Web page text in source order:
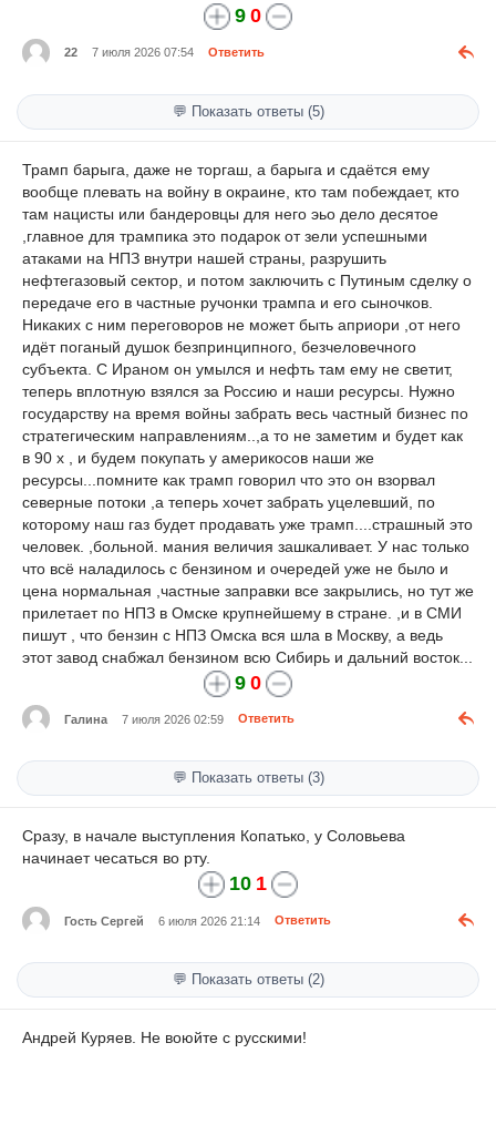
9 0
22 7 июля 2026 07:54 Ответить
💬 Показать ответы (5)
Трамп барыга, даже не торгаш, а барыга и сдаётся ему
вообще плевать на войну в окраине, кто там побеждает, кто
там нацисты или бандеровцы для него эьо дело десятое
,главное для трампика это подарок от зели успешными
атаками на НПЗ внутри нашей страны, разрушить
нефтегазовый сектор, и потом заключить с Путиным сделку о
передаче его в частные ручонки трампа и его сыночков.
Никаких с ним переговоров не может быть априори ,от него
идёт поганый душок безпринципного, безчеловечного
субъекта. С Ираном он умылся и нефть там ему не светит,
теперь вплотную взялся за Россию и наши ресурсы. Нужно
государству на время войны забрать весь частный бизнес по
стратегическим направлениям..,а то не заметим и будет как
в 90 х , и будем покупать у америкосов наши же
ресурсы...помните как трамп говорил что это он взорвал
северные потоки ,а теперь хочет забрать уцелевший, по
которому наш газ будет продавать уже трамп....страшный это
человек. ,больной. мания величия зашкаливает. У нас только
что всё наладилось с бензином и очередей уже не было и
цена нормальная ,частные заправки все закрылись, но тут же
прилетает по НПЗ в Омске крупнейшему в стране. ,и в СМИ
пишут , что бензин с НПЗ Омска вся шла в Москву, а ведь
этот завод снабжал бензином всю Сибирь и дальний восток...
9 0
Галина 7 июля 2026 02:59 Ответить
💬 Показать ответы (3)
Сразу, в начале выступления Копатько, у Соловьева
начинает чесаться во рту.
10 1
Гость Сергей 6 июля 2026 21:14 Ответить
💬 Показать ответы (2)
Андрей Куряев. Не воюйте с русскими!